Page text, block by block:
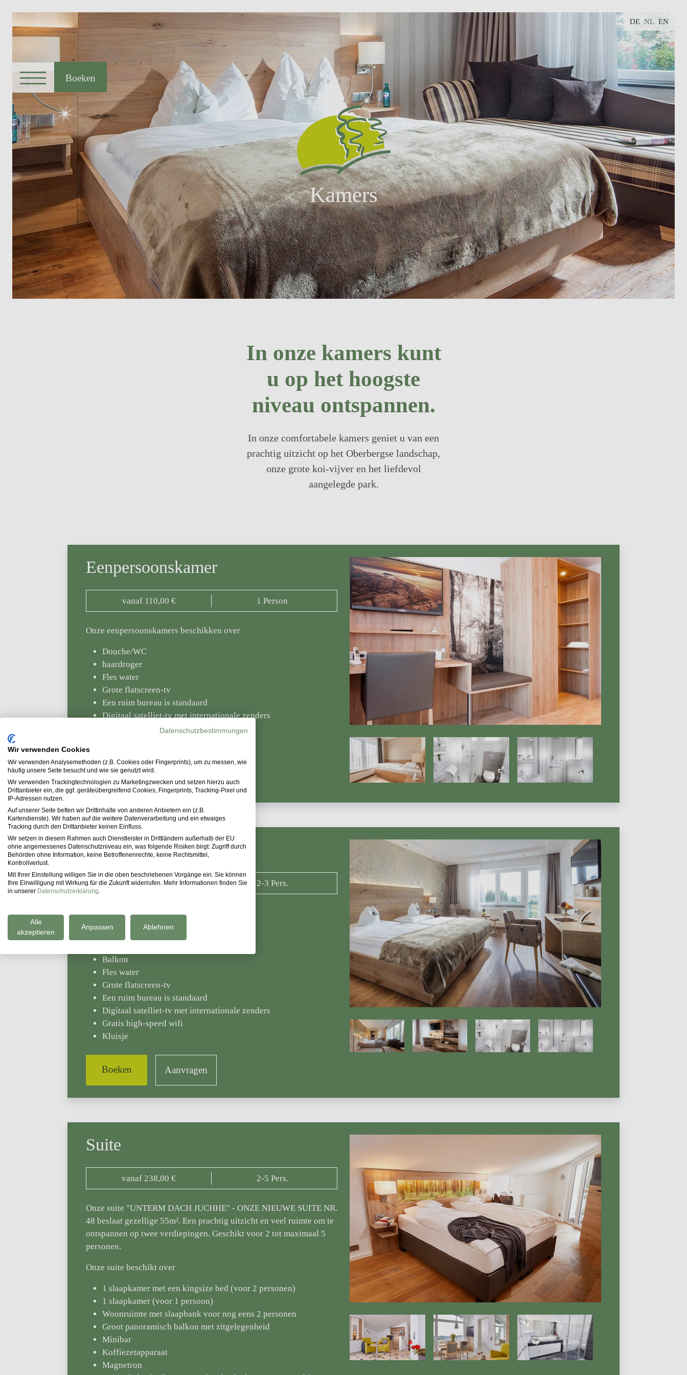
DE NL EN
Boeken
Kamers
In onze kamers kunt
u op het hoogste
niveau ontspannen.
In onze comfortabele kamers geniet u van een
prachtig uitzicht op het Oberbergse landschap,
onze grote koi-vijver en het liefdevol
aangelegde park.
Eenpersoonskamer
vanaf 110,00 € 1 Person
Onze eenpersoonskamers beschikken over
Douche/WC
haardroger
Fles water
Grote flatscreen-tv
Een ruim bureau is standaard
Digitaal satelliet-tv met internationale zenders
Gratis high-speed wifi
Boeken
Tweepersoonskamer
vanaf 145,00 € 2-3 Pers.
Onze tweepersoonskamers beschikken over
Balkon
Fles water
Grote flatscreen-tv
Een ruim bureau is standaard
Digitaal satelliet-tv met internationale zenders
Gratis high-speed wifi
Kluisje
Boeken Aanvragen
Suite
vanaf 238,00 € 2-5 Pers.
Onze suite "UNTERM DACH JUCHHE" - ONZE NIEUWE SUITE NR.
48 beslaat gezellige 55m². Een prachtig uitzicht en veel ruimte om te
ontspannen op twee verdiepingen. Geschikt voor 2 tot maximaal 5
personen.
Onze suite beschikt over
1 slaapkamer met een kingsize bed (voor 2 personen)
1 slaapkamer (voor 1 persoon)
Woonruimte met slaapbank voor nog eens 2 personen
Groot panoramisch balkon met zitgelegenheid
Minibar
Koffiezetapparaat
Magnetron
Datenschutzbestimmungen
Wir verwenden Cookies
Wir verwenden Analysemethoden (z.B. Cookies oder Fingerprints), um zu messen, wie
häufig unsere Seite besucht und wie sie genutzt wird.
Wir verwenden Trackingtechnologien zu Marketingzwecken und setzen hierzu auch
Drittanbieter ein, die ggf. geräteübergreifend Cookies, Fingerprints, Tracking-Pixel und
IP-Adressen nutzen.
Auf unserer Seite betten wir Drittinhalte von anderen Anbietern ein (z.B.
Kartendienste). Wir haben auf die weitere Datenverarbeitung und ein etwaiges
Tracking durch den Drittanbieter keinen Einfluss.
Wir setzen in diesem Rahmen auch Dienstleister in Drittländern außerhalb der EU
ohne angemessenes Datenschutzniveau ein, was folgende Risiken birgt: Zugriff durch
Behörden ohne Information, keine Betroffenenrechte, keine Rechtsmittel,
Kontrollverlust.
Mit Ihrer Einstellung willigen Sie in die oben beschriebenen Vorgänge ein. Sie können
Ihre Einwilligung mit Wirkung für die Zukunft widerrufen. Mehr Informationen finden Sie
in unserer Datenschutzerklärung.
Alle
akzeptieren
Anpassen Ablehnen